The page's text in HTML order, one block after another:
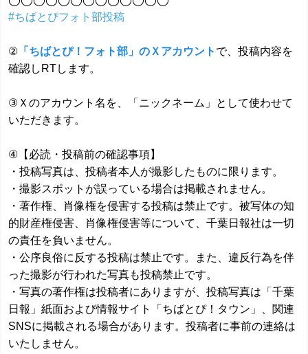
#ちばとぴフォト部投稿
② 「ちばとぴ！フォト部」のＸアカウント で、投稿内容を
確認しRTします。
③Ｘのアカウント名を、「ニックネーム」として使わせて
いただきます。
④【必読・投稿前の確認事項】
・投稿写真は、投稿者本人が撮影したものに限ります。
・撮影スポットが誤っている場合は掲載されません。
・著作権、肖像権を侵害する投稿は禁止です。被写体の知
的財産権侵害、肖像権侵害等について、千葉日報社は一切
の責任を負いません。
・公序良俗に反する投稿は禁止です。また、違反行為を伴
った撮影が行われた写真も投稿禁止です。
・写真の著作権は投稿者にありますが、投稿写真は「千葉
日報」紙面および情報サイト「ちばとぴ！タウン」、関連
SNSに掲載される場合があります。投稿者に事前の連絡は
いたしません。